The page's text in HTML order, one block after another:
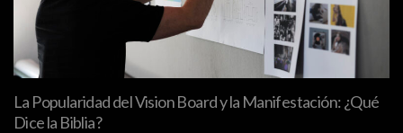
La Popularidad del Vision Board y la Manifestación: ¿Qué
Dice la Biblia?